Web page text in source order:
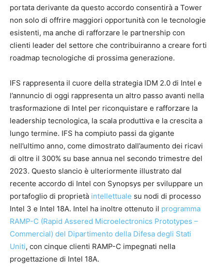
portata derivante da questo accordo consentirà a Tower
non solo di offrire maggiori opportunità con le tecnologie
esistenti, ma anche di rafforzare le partnership con
clienti leader del settore che contribuiranno a creare forti
roadmap tecnologiche di prossima generazione.
IFS rappresenta il cuore della strategia IDM 2.0 di Intel e
l’annuncio di oggi rappresenta un altro passo avanti nella
trasformazione di Intel per riconquistare e rafforzare la
leadership tecnologica, la scala produttiva e la crescita a
lungo termine. IFS ha compiuto passi da gigante
nell’ultimo anno, come dimostrato dall’aumento dei ricavi
di oltre il 300% su base annua nel secondo trimestre del
2023. Questo slancio è ulteriormente illustrato dal
recente accordo di Intel con Synopsys per sviluppare un
portafoglio di proprietà intellettuale su nodi di processo
Intel 3 e Intel 18A. Intel ha inoltre ottenuto il programma
RAMP-C (Rapid Assered Microelectronics Prototypes –
Commercial) del Dipartimento della Difesa degli Stati
Uniti, con cinque clienti RAMP-C impegnati nella
progettazione di Intel 18A.